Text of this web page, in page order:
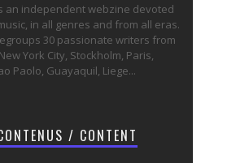
is an independent webzine devoted
in all genres and from all eras.
regroups 30 passionate writers from
York City, Stockholm, Paris,
Paolo, Guayaquil, Liege...
/ CONTENT